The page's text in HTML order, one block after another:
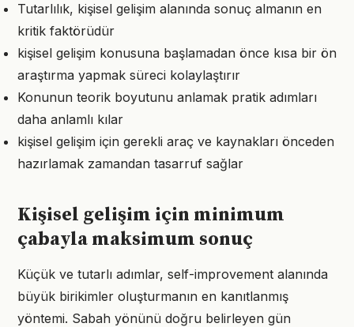
Tutarlılık, kişisel gelişim alanında sonuç almanın en
kritik faktörüdür
kişisel gelişim konusuna başlamadan önce kısa bir ön
araştırma yapmak süreci kolaylaştırır
Konunun teorik boyutunu anlamak pratik adımları
daha anlamlı kılar
kişisel gelişim için gerekli araç ve kaynakları önceden
hazırlamak zamandan tasarruf sağlar
Kişisel gelişim için minimum
çabayla maksimum sonuç
Küçük ve tutarlı adımlar, self-improvement alanında
büyük birikimler oluşturmanın en kanıtlanmış
yöntemi. Sabah yönünü doğru belirleyen gün